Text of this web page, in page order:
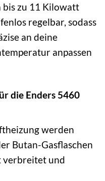
bis zu 11 Kilowatt
regelbar, sodass
an deine
anpassen
die Enders 5460
werden
Butan-Gasflaschen
verbreitet und